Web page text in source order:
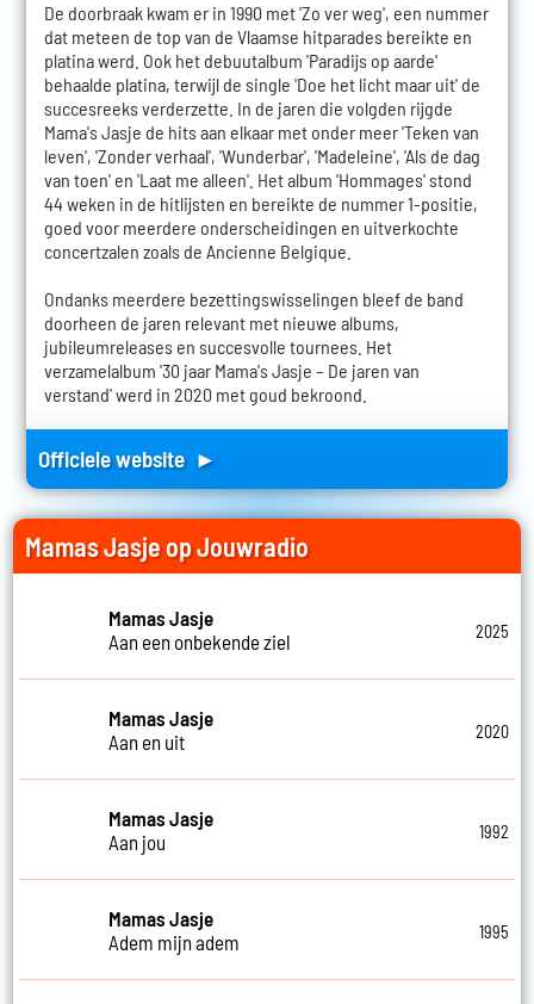
De doorbraak kwam er in 1990 met 'Zo ver weg', een nummer
dat meteen de top van de Vlaamse hitparades bereikte en
platina werd. Ook het debuutalbum 'Paradijs op aarde'
behaalde platina, terwijl de single 'Doe het licht maar uit' de
succesreeks verderzette. In de jaren die volgden rijgde
Mama's Jasje de hits aan elkaar met onder meer 'Teken van
leven', 'Zonder verhaal', 'Wunderbar', 'Madeleine', 'Als de dag
van toen' en 'Laat me alleen'. Het album 'Hommages' stond
44 weken in de hitlijsten en bereikte de nummer 1-positie,
goed voor meerdere onderscheidingen en uitverkochte
concertzalen zoals de Ancienne Belgique.
Ondanks meerdere bezettingswisselingen bleef de band
doorheen de jaren relevant met nieuwe albums,
jubileumreleases en succesvolle tournees. Het
verzamelalbum '30 jaar Mama's Jasje – De jaren van
verstand' werd in 2020 met goud bekroond.
Officiele website ►
Mamas Jasje op Jouwradio
Mamas Jasje
Aan een onbekende ziel
2025
Mamas Jasje
Aan en uit
2020
Mamas Jasje
Aan jou
1992
Mamas Jasje
Adem mijn adem
1995